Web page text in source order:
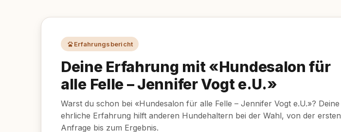
Erfahrungsbericht
Deine Erfahrung mit «Hundesalon für
alle Felle – Jennifer Vogt e.U.»
Warst du schon bei «Hundesalon für alle Felle – Jennifer Vogt e.U.»? Deine
ehrliche Erfahrung hilft anderen Hundehaltern bei der Wahl, von der ersten
Anfrage bis zum Ergebnis.